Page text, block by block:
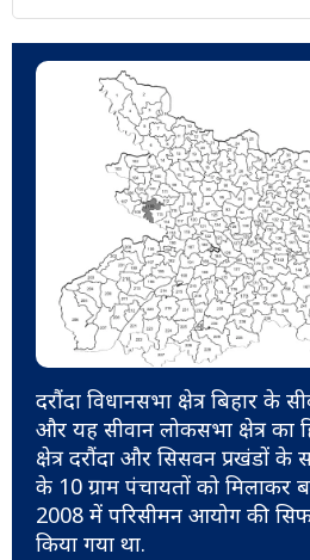
दरौंदा विधानसभा क्षेत्र बिहार के
और यह सीवान लोकसभा क्षेत्र का
क्षेत्र दरौंदा और सिसवन प्रखंडों के
के 10 ग्राम पंचायतों को मिलाकर
2008 में परिसीमन आयोग की
किया गया था.